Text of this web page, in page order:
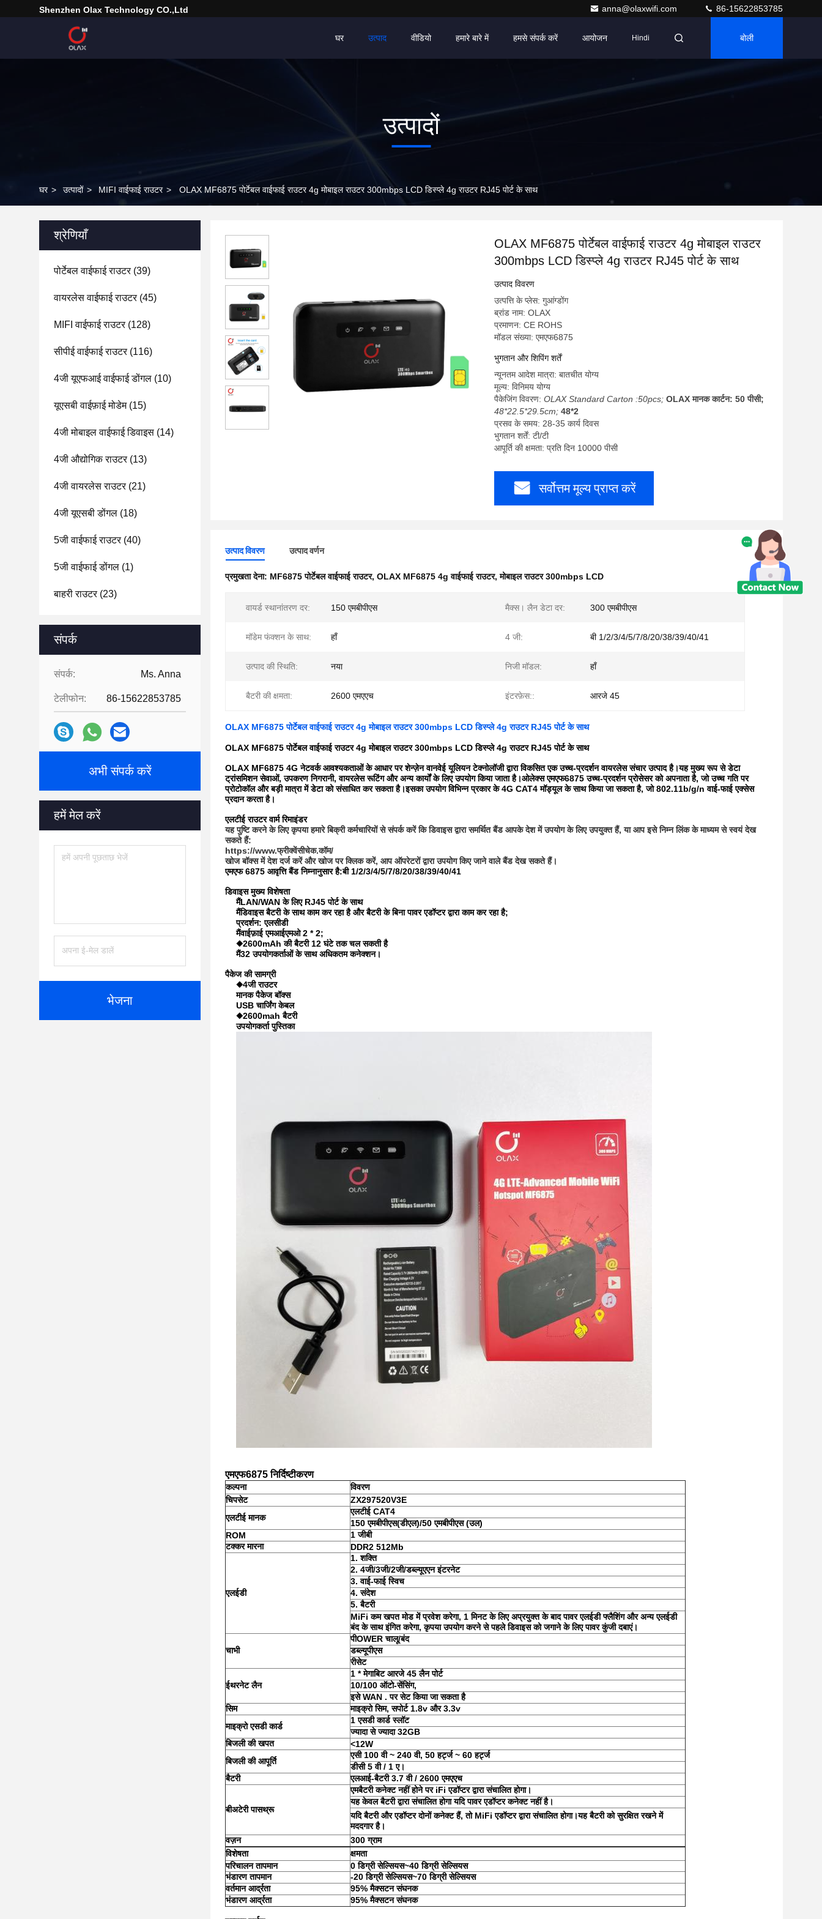
Shenzhen Olax Technology CO.,Ltd anna@olaxwifi.com 86-15622853785
घर उत्पाद वीडियो हमारे बारे में हमसे संपर्क करें आयोजन Hindi बोली
उत्पादों
घर > उत्पादों > MIFI वाईफाई राउटर > OLAX MF6875 पोर्टेबल वाईफाई राउटर 4g मोबाइल राउटर 300mbps LCD डिस्प्ले 4g राउटर RJ45 पोर्ट के साथ
श्रेणियाँ
पोर्टेबल वाईफाई राउटर(39)
वायरलेस वाईफाई राउटर(45)
MIFI वाईफाई राउटर(128)
सीपीई वाईफाई राउटर(116)
4जी यूएफआई वाईफाई डोंगल (10)
यूएसबी वाईफ़ाई मोडेम(15)
4जी मोबाइल वाईफाई डिवाइस (14)
4जी औद्योगिक राउटर(13)
4जी वायरलेस राउटर(21)
4जी यूएसबी डोंगल (18)
5जी वाईफाई राउटर(40)
5जी वाईफाई डोंगल (1)
बाहरी राउटर(23)
संपर्क
संपर्क: Ms. Anna
टेलीफोन: 86-15622853785
अभी संपर्क करें
हमें मेल करें
भेजना
OLAX MF6875 पोर्टेबल वाईफाई राउटर 4g मोबाइल राउटर
300mbps LCD डिस्प्ले 4g राउटर RJ45 पोर्ट के साथ
उत्पाद विवरण
उत्पत्ति के प्लेस: गुआंग्डोंग
ब्रांड नाम: OLAX
प्रमाणन: CE ROHS
मॉडल संख्या: एमएफ6875
भुगतान और शिपिंग शर्तें
न्यूनतम आदेश मात्रा: बातचीत योग्य
मूल्य: विनिमय योग्य
पैकेजिंग विवरण: OLAX Standard Carton :50pcs; OLAX मानक कार्टन: 50 पीसी;
48*22.5*29.5cm; 48*2
प्रसव के समय: 28-35 कार्य दिवस
भुगतान शर्तें: टी/टी
आपूर्ति की क्षमता: प्रति दिन 10000 पीसी
सर्वोत्तम मूल्य प्राप्त करें
उत्पाद विवरण उत्पाद वर्णन
प्रमुखता देना: MF6875 पोर्टेबल वाईफाई राउटर, OLAX MF6875 4g वाईफाई राउटर,मोबाइल राउटर 300mbps LCD
वायर्ड स्थानांतरण दर: 150 एमबीपीएस मैक्स। लैन डेटा दर: 300 एमबीपीएस
मॉडेम फंक्शन के साथ: हाँ 4 जी: बी 1/2/3/4/5/7/8/20/38/39/40/41
उत्पाद की स्थिति: नया निजी मॉडल: हाँ
बैटरी की क्षमता: 2600 एमएएच इंटरफ़ेस:: आरजे 45
OLAX MF6875 पोर्टेबल वाईफाई राउटर 4g मोबाइल राउटर 300mbps LCD डिस्प्ले 4g राउटर RJ45 पोर्ट के साथ
OLAX MF6875 पोर्टेबल वाईफाई राउटर 4g मोबाइल राउटर 300mbps LCD डिस्प्ले 4g राउटर RJ45 पोर्ट के साथ
OLAX MF6875 4G नेटवर्क आवश्यकताओं के आधार पर शेन्ज़ेन वानवेई यूलियन टेक्नोलॉजी द्वारा विकसित एक उच्च-प्रदर्शन वायरलेस संचार उत्पाद है।यह मुख्य रूप से डेटा
ट्रांसमिशन सेवाओं, उपकरण निगरानी, ​​​​वायरलेस रूटिंग और अन्य कार्यों के लिए उपयोग किया जाता है।ओलेक्स एमएफ6875 उच्च-प्रदर्शन प्रोसेसर को अपनाता है, जो उच्च गति पर
प्रोटोकॉल और बड़ी मात्रा में डेटा को संसाधित कर सकता है।इसका उपयोग विभिन्न प्रकार के 4G CAT4 मॉड्यूल के साथ किया जा सकता है, जो 802.11b/g/n वाई-फाई एक्सेस
प्रदान करता है।
एलटीई राउटर वार्म रिमाइंडर
यह पुष्टि करने के लिए कृपया हमारे बिक्री कर्मचारियों से संपर्क करें कि डिवाइस द्वारा समर्थित बैंड आपके देश में उपयोग के लिए उपयुक्त हैं, या आप इसे निम्न लिंक के माध्यम से स्वयं देख
सकते हैं:
https://www.फ्रीक्वेंसीचेक.कॉम/
खोज बॉक्स में देश दर्ज करें और खोज पर क्लिक करें, आप ऑपरेटरों द्वारा उपयोग किए जाने वाले बैंड देख सकते हैं।
एमएफ 6875 आवृत्ति बैंड निम्नानुसार है:बी 1/2/3/4/5/7/8/20/38/39/40/41
डिवाइस मुख्य विशेषता
मैंLAN/WAN के लिए RJ45 पोर्ट के साथ
मैंडिवाइस बैटरी के साथ काम कर रहा है और बैटरी के बिना पावर एडॉप्टर द्वारा काम कर रहा है;
प्रदर्शन: एलसीडी
मैंवाईफ़ाई एमआईएमओ 2 * 2;
◆2600mAh की बैटरी 12 घंटे तक चल सकती है
मैं32 उपयोगकर्ताओं के साथ अधिकतम कनेक्शन।
पैकेज की सामग्री
◆4जी राउटर
मानक पैकेज बॉक्स
USB चार्जिंग केबल
◆2600mah बैटरी
उपयोगकर्ता पुस्तिका
एमएफ6875 निर्दिष्टीकरण
कल्पना
विवरण
चिपसेट
ZX297520V3E
एलटीई मानक
एलटीई CAT4
150 एमबीपीएस(डीएल)/50 एमबीपीएस (उल)
ROM
1 जीबी
टक्कर मारना
DDR2 512Mb
एलईडी
1. शक्ति
2. 4जी/3जी/2जी/डब्ल्यूएएन इंटरनेट
3. वाई-फाई स्विच
4. संदेश
5. बैटरी
MiFi कम खपत मोड में प्रवेश करेगा, 1 मिनट के लिए अप्रयुक्त के बाद पावर एलईडी फ्लैशिंग और अन्य एलईडी
बंद के साथ इंगित करेगा, कृपया उपयोग करने से पहले डिवाइस को जगाने के लिए पावर कुंजी दबाएं।
चाभी
पीOWER चालू/बंद
डब्ल्यूपीएस
रीसेट
ईथरनेट लैन
1 * मेगाबिट आरजे 45 लैन पोर्ट
10/100 ऑटो-सेंसिंग,
इसे WAN . पर सेट किया जा सकता है
सिम
माइक्रो सिम, सपोर्ट 1.8v और 3.3v
माइक्रो एसडी कार्ड
1 एसडी कार्ड स्लॉट
ज्यादा से ज्यादा 32GB
बिजली की खपत
<12W
बिजली की आपूर्ति
एसी 100 वी ~ 240 वी, 50 हर्ट्ज ~ 60 हर्ट्ज
डीसी 5 वी / 1 ए।
बैटरी
एलआई-बैटरी 3.7 वी / 2600 एमएएच
बीअटेरी पासथ्रू
एमबैटरी कनेक्ट नहीं होने पर iFi एडॉप्टर द्वारा संचालित होगा।
यह केवल बैटरी द्वारा संचालित होगा यदि पावर एडॉप्टर कनेक्ट नहीं है।
यदि बैटरी और एडॉप्टर दोनों कनेक्ट हैं, तो MiFi एडॉप्टर द्वारा संचालित होगा।यह बैटरी को सुरक्षित रखने में
मददगार है।
वज़न
300 ग्राम
विशेषता
क्षमता
परिचालन तापमान
0 डिग्री सेल्सियस~40 डिग्री सेल्सियस
भंडारण तापमान
-20 डिग्री सेल्सियस~70 डिग्री सेल्सियस
वर्तमान आर्द्रता
95% मैक्सटन संघनक
भंडारण आर्द्रता
95% मैक्सटन संघनक